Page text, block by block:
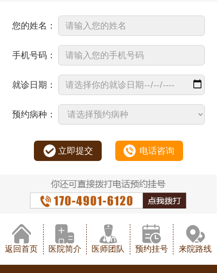
您的姓名：
手机号码：
就诊日期：
预约病种：
立即提交 电话咨询
返回首页 医院简介 医师团队 预约挂号 来院路线